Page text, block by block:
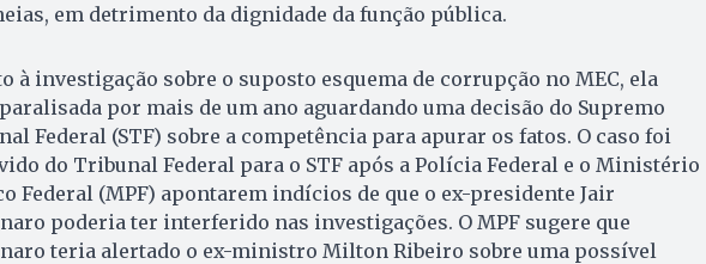
em detrimento da dignidade da função pública.
à investigação sobre o suposto esquema de corrupção no MEC, ela
por mais de um ano aguardando uma decisão do Supremo
Federal (STF) sobre a competência para apurar os fatos. O caso foi
do Tribunal Federal para o STF após a Polícia Federal e o Ministério
Federal (MPF) apontarem indícios de que o ex-presidente Jair
poderia ter interferido nas investigações. O MPF sugere que
teria alertado o ex-ministro Milton Ribeiro sobre uma possível